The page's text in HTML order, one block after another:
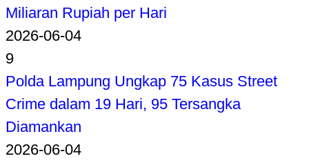
Miliaran Rupiah per Hari
2026-06-04
9
Polda Lampung Ungkap 75 Kasus Street
Crime dalam 19 Hari, 95 Tersangka
Diamankan
2026-06-04